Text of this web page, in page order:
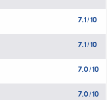
7.1/10
7.1/10
7.0/10
7.0/10